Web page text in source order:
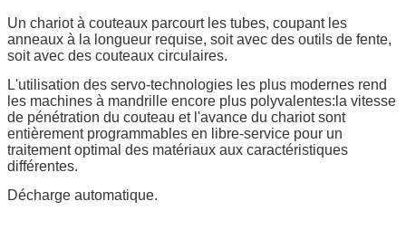
Un chariot à couteaux parcourt les tubes, coupant les
anneaux à la longueur requise, soit avec des outils de fente,
soit avec des couteaux circulaires.
L'utilisation des servo-technologies les plus modernes rend
les machines à mandrille encore plus polyvalentes:la vitesse
de pénétration du couteau et l'avance du chariot sont
entièrement programmables en libre-service pour un
traitement optimal des matériaux aux caractéristiques
différentes.
Décharge automatique.